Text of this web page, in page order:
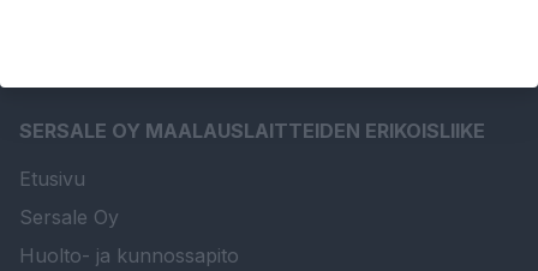
SERSALE OY MAALAUSLAITTEIDEN ERIKOISLIIKE
Etusivu
Sersale Oy
Huolto- ja kunnossapito